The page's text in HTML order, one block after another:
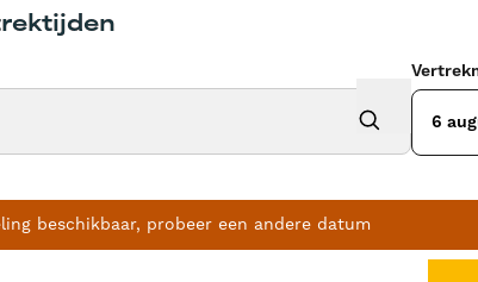
6
beschikbaar, probeer een andere datum